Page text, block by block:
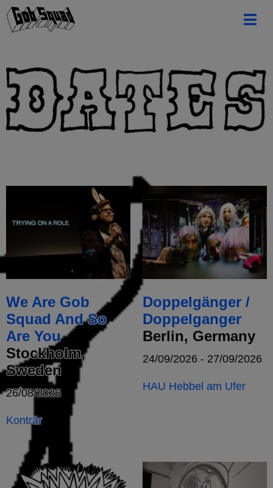
We Are Gob
Squad And So
Are You
Stockholm,
Sweden
26/08/2026
Konträr
Doppelgänger /
Doppelganger
Berlin, Germany
24/09/2026 - 27/09/2026
HAU Hebbel am Ufer